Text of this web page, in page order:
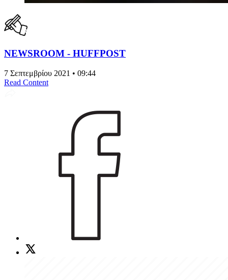
NEWSROOM - HUFFPOST
7 Σεπτεμβρίου 2021 • 09:44
Read Content